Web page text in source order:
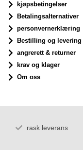
kjøpsbetingelser
Betalingsalternativer
personvernerklæring
Bestilling og levering
angrerett & returner
krav og klager
Om oss
rask leverans